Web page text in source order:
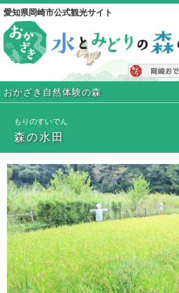
愛知県岡崎市公式観光サイト
おかざき自然体験の森
もりのすいでん
森の水田